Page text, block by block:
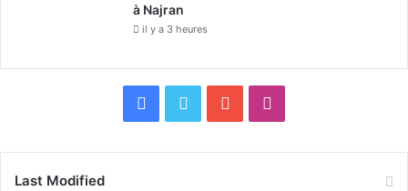
à Najran
il y a 3 heures
Last Modified